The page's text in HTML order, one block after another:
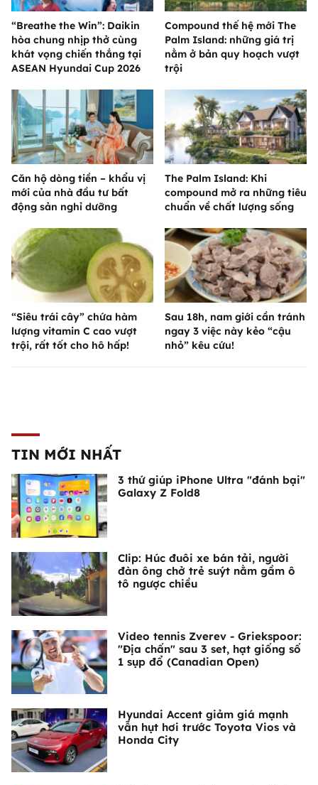
“Breathe the Win”: Daikin
hòa chung nhịp thở cùng
khát vọng chiến thắng tại
ASEAN Hyundai Cup 2026
Compound thế hệ mới The
Palm Island: những giá trị
nằm ở bản quy hoạch vượt
trội
Căn hộ dòng tiền – khẩu vị
mới của nhà đầu tư bất
động sản nghỉ dưỡng
The Palm Island: Khi
compound mở ra những tiêu
chuẩn về chất lượng sống
“Siêu trái cây” chứa hàm
lượng vitamin C cao vượt
trội, rất tốt cho hô hấp!
Sau 18h, nam giới cần tránh
ngay 3 việc này kẻo “cậu
nhỏ” kêu cứu!
TIN MỚI NHẤT
3 thứ giúp iPhone Ultra "đánh bại"
Galaxy Z Fold8
Clip: Húc đuôi xe bán tải, người
đàn ông chở trẻ suýt nằm gầm ô
tô ngược chiều
Video tennis Zverev - Griekspoor:
"Địa chấn" sau 3 set, hạt giống số
1 sụp đổ (Canadian Open)
Hyundai Accent giảm giá mạnh
vẫn hụt hơi trước Toyota Vios và
Honda City